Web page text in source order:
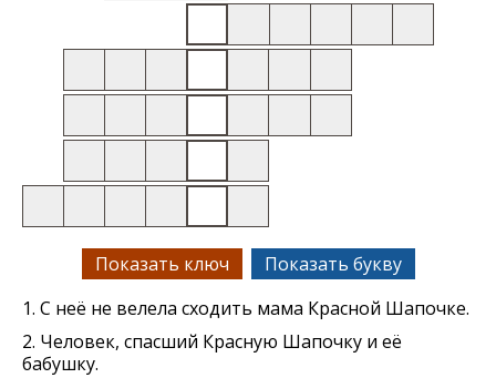
Показать ключ
Показать букву
1. С неё не велела сходить мама Красной Шапочке.
2. Человек, спасший Красную Шапочку и её
бабушку.